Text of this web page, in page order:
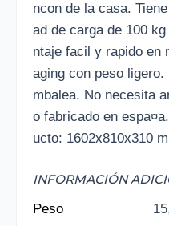
ncon de la casa.
ad de carga de 100
ntaje facil y rapido en
aging con peso
mbalea. No necesita
o fabricado en
ucto: 1602x810x310
INFORMACIÓN
Peso